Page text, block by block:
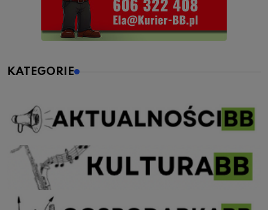
KATEGORIE